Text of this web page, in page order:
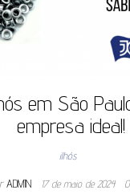
em São
empresa ideal!
ilhós
ADMIN 17 de maio de 2024 0